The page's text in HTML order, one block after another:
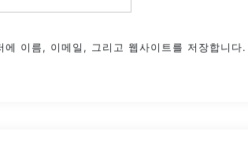
이름, 이메일, 그리고 웹사이트를 저장합니다.